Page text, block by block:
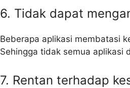
6. Tidak dapat
Beberapa aplikasi membatasi
Sehingga tidak semua aplikasi
7. Rentan terhadap